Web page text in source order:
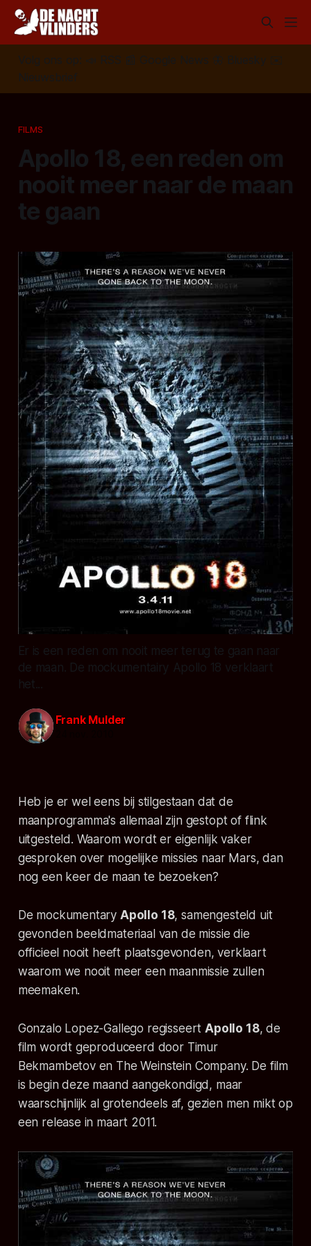
Volg ons op: 📣 RSS 📰 Google News 🦋 Bluesky
✉️
Nieuwsbrief
FILMS
Apollo 18, een reden om
nooit meer naar de maan
te gaan
Er is een reden om nooit meer terug te gaan naar
de maan. De mockumentairy Apollo 18 verklaart
het...
Frank Mulder
Heb je er wel eens bij stilgestaan dat de
maanprogramma's allemaal zijn gestopt of flink
uitgesteld. Waarom wordt er eigenlijk vaker
gesproken over mogelijke missies naar Mars, dan
nog een keer de maan te bezoeken?
De mockumentary Apollo 18, samengesteld uit
gevonden beeldmateriaal van de missie die
officieel nooit heeft plaatsgevonden, verklaart
waarom we nooit meer een maanmissie zullen
meemaken.
Gonzalo Lopez-Gallego regisseertApollo 18, de
film wordt geproduceerd door Timur
Bekmambetov en The Weinstein Company. De film
is begin deze maand aangekondigd, maar
waarschijnlijk al grotendeels af, gezien men mikt op
een release in maart 2011.